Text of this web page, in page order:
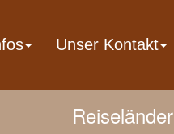
Reiseländer
Unser Kontakt